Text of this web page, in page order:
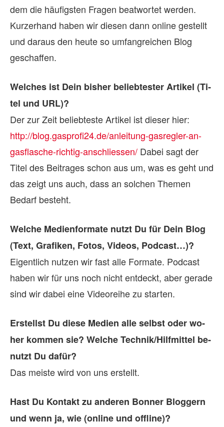
dem die häufigsten Fragen beatwortet werden.
Kurzerhand haben wir diesen dann online gestellt
und daraus den heute so umfangreichen Blog
geschaffen.
Wel­ches ist Dein bis­her be­lieb­tes­ter Ar­ti­kel (Ti­
tel und URL)?
Der zur Zeit beliebteste Artikel ist dieser hier:
http://blog.gasprofi24.de/anleitung-gasregler-an-
gasflasche-richtig-anschliessen/ Dabei sagt der
Titel des Beitrages schon aus um, was es geht und
das zeigt uns auch, dass an solchen Themen
Bedarf besteht.
Wel­che Me­di­en­for­mate nutzt Du für Dein Blog
(Text, Gra­fi­ken, Fo­tos, Vi­deos, Pod­cast…)?
Eigentlich nutzen wir fast alle Formate. Podcast
haben wir für uns noch nicht entdeckt, aber gerade
sind wir dabei eine Videoreihe zu starten.
Er­stellst Du diese Me­dien alle selbst oder wo­
her kom­men sie? Wel­che Technik/Hilfmittel be­
nutzt Du da­für?
Das meiste wird von uns erstellt.
Hast Du Kon­takt zu an­de­ren Bon­ner Blog­gern
und wenn ja, wie (on­line und off­line)?